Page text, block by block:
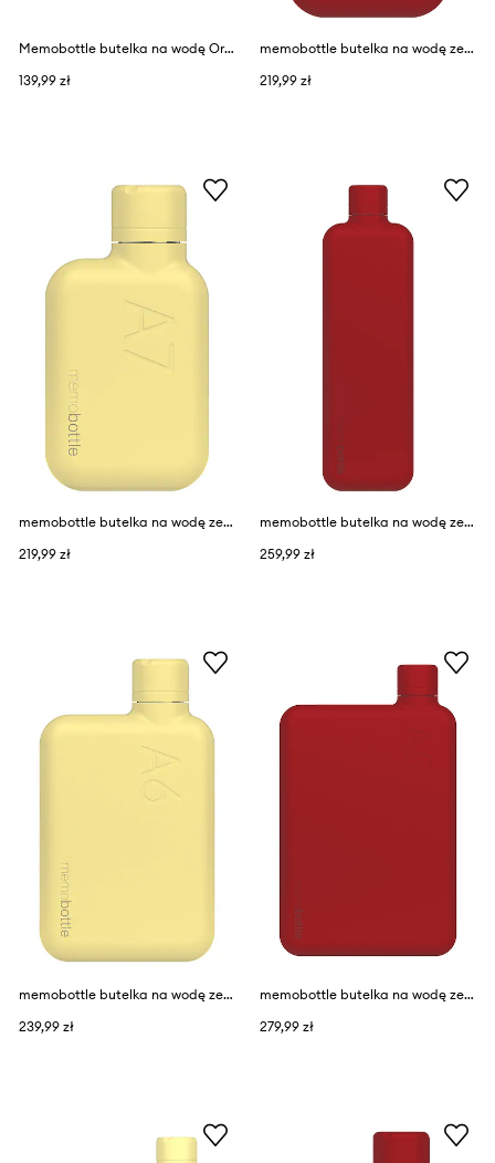
Memobottle butelka na wodę Original A7 180 ml
139,99 zł
memobottle butelka na wodę ze stali nierdzewnej A7
219,99 zł
memobottle butelka na wodę ze stali nierdzewnej A7
219,99 zł
memobottle butelka na wodę ze stali nierdzewnej Slim
259,99 zł
memobottle butelka na wodę ze stali nierdzewnej A6
239,99 zł
memobottle butelka na wodę ze stali nierdzewnej A5
279,99 zł